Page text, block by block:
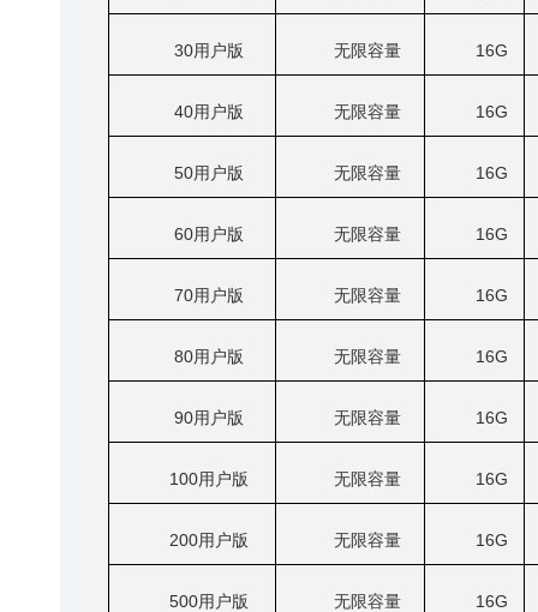
30用户版 无限容量 16G
40用户版 无限容量 16G
50用户版 无限容量 16G
60用户版 无限容量 16G
70用户版 无限容量 16G
80用户版 无限容量 16G
90用户版 无限容量 16G
100用户版 无限容量 16G
200用户版 无限容量 16G
500用户版 无限容量 16G